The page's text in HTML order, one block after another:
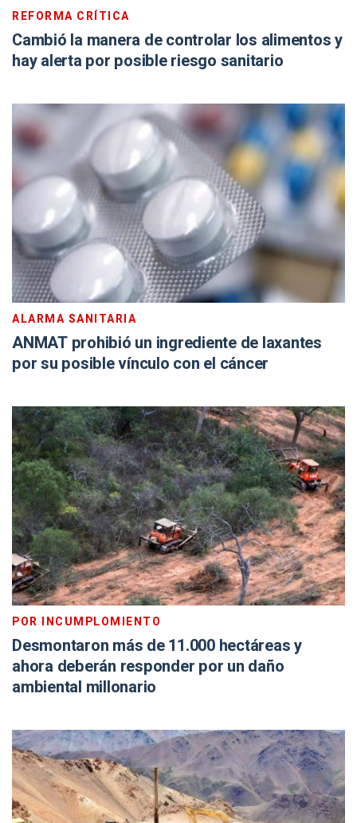
REFORMA CRÍTICA
Cambió la manera de controlar los alimentos y
hay alerta por posible riesgo sanitario
ALARMA SANITARIA
ANMAT prohibió un ingrediente de laxantes
por su posible vínculo con el cáncer
POR INCUMPLOMIENTO
Desmontaron más de 11.000 hectáreas y
ahora deberán responder por un daño
ambiental millonario